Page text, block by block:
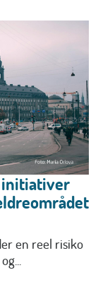
initiativer
en reel risiko